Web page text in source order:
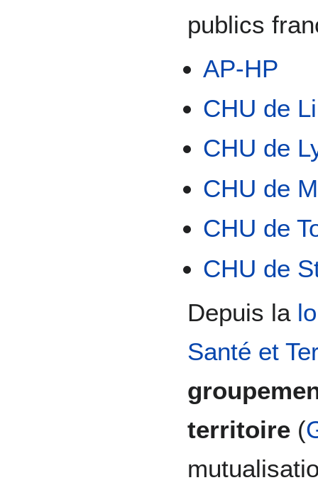
publics
AP-HP
CHU de
CHU de
CHU de
CHU de
CHU de
Depuis la
Santé et
territoire (